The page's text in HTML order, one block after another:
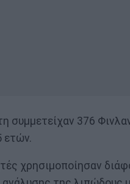
συμμετείχαν 376
ετών.
χρησιμοποίησαν